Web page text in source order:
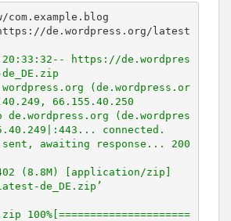
com.example.blog
de.wordpress.org/latest
20:33:32-- https://de.wordpres
(de.wordpress.or
66.155.40.250
de.wordpress.org (de.wordpres
connected.
sent, awaiting response... 200
(8.8M) [application/zip]
de_DE.zip’
100%[=====================